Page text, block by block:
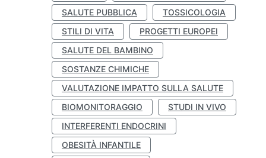
SALUTE PUBBLICA
TOSSICOLOGIA
STILI DI VITA
PROGETTI EUROPEI
SALUTE DEL BAMBINO
SOSTANZE CHIMICHE
VALUTAZIONE IMPATTO SULLA SALUTE
BIOMONITORAGGIO
STUDI IN VIVO
INTERFERENTI ENDOCRINI
OBESITÀ INFANTILE